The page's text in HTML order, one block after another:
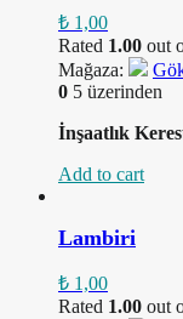
₺ 1,00
Rated 1.00 out
Mağaza:
0 5 üzerinden
İnşaatlık
Add to cart
Lambiri
₺ 1,00
Rated 1.00 out